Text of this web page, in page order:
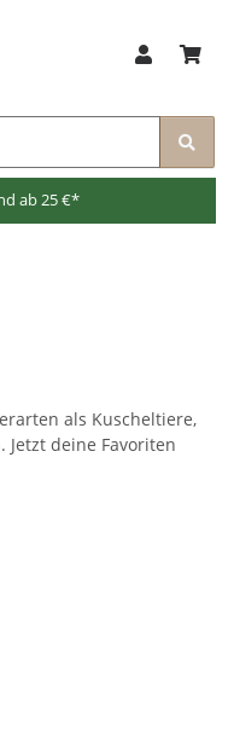
ab 25 €*
als Kuscheltiere,
Jetzt deine Favoriten